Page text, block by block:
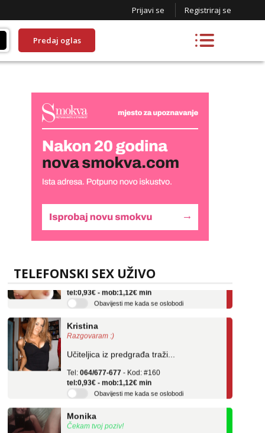
Prijavi se Registriraj se
Predaj oglas
TELEFONSKI SEX UŽIVO
Liliana
Tel:064/677-677 - Kod: #69
Obavijesti me kada se oslobodi
Razgovaram :)
064/677-677
- Kod: #160
tel:0,93€ - mob:1,12€ min
Obavijesti me kada se oslobodi
Čekam tvoj poziv!